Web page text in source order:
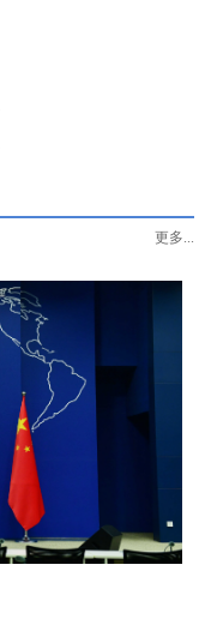
更多...